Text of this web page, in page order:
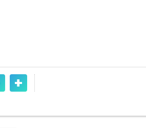
+